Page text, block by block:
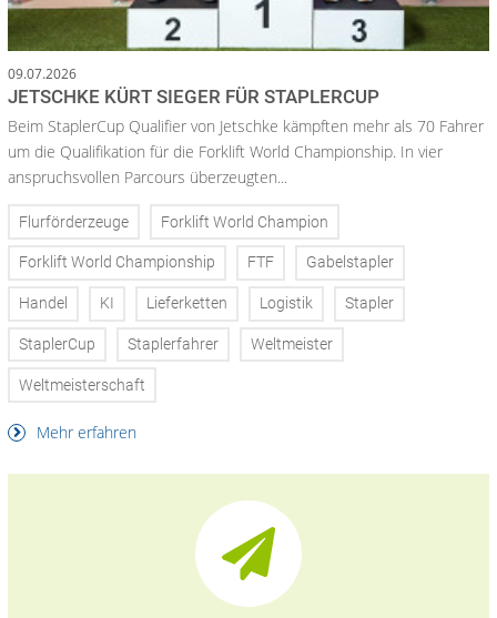
09.07.2026
JETSCHKE KÜRT SIEGER FÜR STAPLERCUP
Beim StaplerCup Qualifier von Jetschke kämpften mehr als 70 Fahrer
um die Qualifikation für die Forklift World Championship. In vier
anspruchsvollen Parcours überzeugten...
Flurförderzeuge Forklift World Champion
Forklift World Championship FTF Gabelstapler
Handel KI Lieferketten Logistik Stapler
StaplerCup Staplerfahrer Weltmeister
Weltmeisterschaft
Mehr erfahren